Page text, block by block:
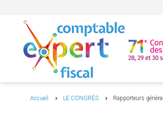
Accueil LE CONGRÈS Rapporteurs